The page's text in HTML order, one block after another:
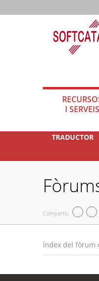
I SERVEIS
TRADUCTOR
Compartiu
Índex del fòrum